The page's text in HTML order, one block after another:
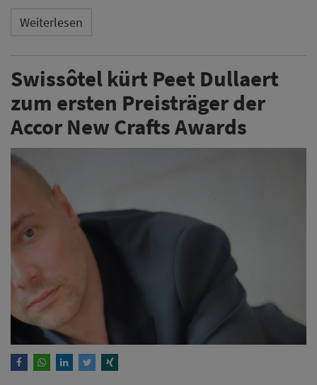
Weiterlesen
Swissôtel kürt Peet Dullaert
zum ersten Preisträger der
Accor New Crafts Awards